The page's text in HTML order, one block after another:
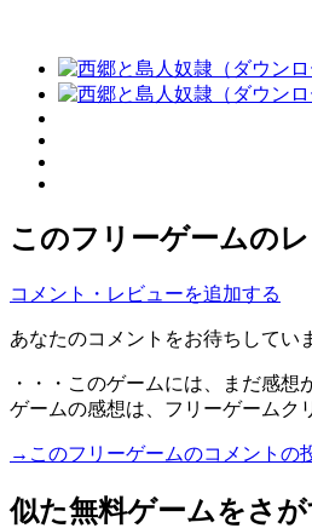
このフリーゲームの
コメント・レビューを追加する
あなたのコメントをお待ちしてい
・・・このゲームには、まだ感
ゲームの感想は、フリーゲームク
→このフリーゲームのコメントの
似た無料ゲームをさが